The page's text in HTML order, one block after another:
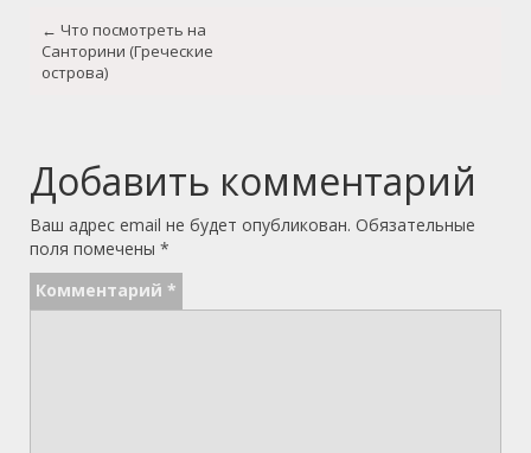
navigation
← Что посмотреть на
Санторини (Греческие
острова)
Добавить комментарий
Ваш адрес email не будет опубликован. Обязательные
поля помечены *
Комментарий *